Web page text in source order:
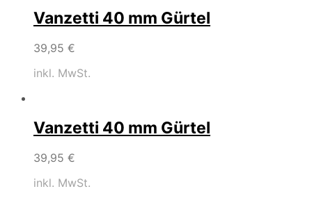
Vanzetti 40 mm Gürtel
39,95 €
inkl. MwSt.
Vanzetti 40 mm Gürtel
39,95 €
inkl. MwSt.